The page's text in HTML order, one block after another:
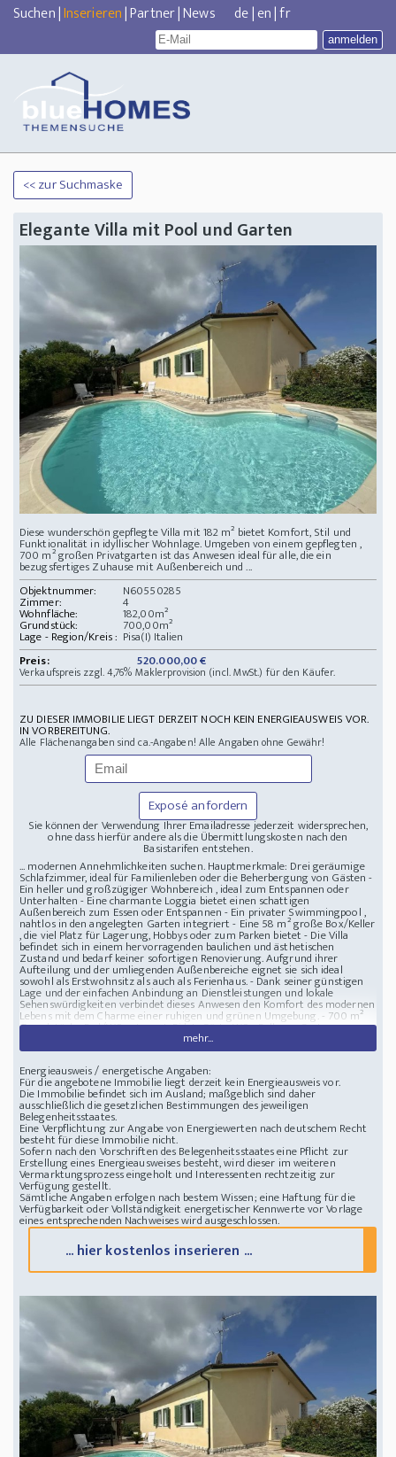
Suchen|Inserieren|Partner|News de|en|fr
<< zur Suchmaske
Elegante Villa mit Pool und Garten
Diese wunderschön gepflegte Villa mit 182 m² bietet Komfort, Stil und
Funktionalität in idyllischer Wohnlage. Umgeben von einem gepflegten ,
700 m² großen Privatgarten ist das Anwesen ideal für alle, die ein
bezugsfertiges Zuhause mit Außenbereich und ...
Objektnummer:
N60550285
Zimmer: 4
Wohnfläche: 182,00m²
Grundstück: 700,00m²
Lage - Region/Kreis : Pisa(I) Italien
Preis:
520.000,00 €
Verkaufspreis zzgl. 4,76% Maklerprovision (incl. MwSt.) für den Käufer.
ZU DIESER IMMOBILIE LIEGT DERZEIT NOCH KEIN ENERGIEAUSWEIS VOR.
IN VORBEREITUNG.
Alle Flächenangaben sind ca.-Angaben! Alle Angaben ohne Gewähr!
Exposé anfordern
Sie können der Verwendung Ihrer Emailadresse jederzeit widersprechen,
ohne dass hierfür andere als die Übermittlungskosten nach den
Basistarifen entstehen.
... modernen Annehmlichkeiten suchen. Hauptmerkmale: Drei geräumige
Schlafzimmer, ideal für Familienleben oder die Beherbergung von Gästen -
Ein heller und großzügiger Wohnbereich , ideal zum Entspannen oder
Unterhalten - Eine charmante Loggia bietet einen schattigen
Außenbereich zum Essen oder Entspannen - Ein privater Swimmingpool ,
nahtlos in den angelegten Garten integriert - Eine 58 m² große Box/Keller
, die viel Platz für Lagerung, Hobbys oder zum Parken bietet - Die Villa
befindet sich in einem hervorragenden baulichen und ästhetischen
Zustand und bedarf keiner sofortigen Renovierung. Aufgrund ihrer
Aufteilung und der umliegenden Außenbereiche eignet sie sich ideal
sowohl als Erstwohnsitz als auch als Ferienhaus. - Dank seiner günstigen
Lage und der einfachen Anbindung an Dienstleistungen und lokale
Sehenswürdigkeiten verbindet dieses Anwesen den Komfort des modernen
Lebens mit dem Charme einer ruhigen und grünen Umgebung. - 700 m²
Grundstück - Bad/WC getrennt, Bidet, Gäste-WC - Balkon - Garten -
Terrasse - Badezimmer: Badewanne, Bad mit Dusche, Bad mit Fenster -
Loggia, Wintergarten - Swimmingpool - Wesentliche Energieträger: Gas
Lage : Toskana, Region Pisa - Italien Elegante Villa mit Pool und Garten
mehr...
001210, Italien, günstige Lage mit Anbindung an Dienstleistungen und
lokale Sehenswürdigkeiten in ruhiger und grüner Umgebung
Energieausweis / energetische Angaben:
Für die angebotene Immobilie liegt derzeit kein Energieausweis vor.
Die Immobilie befindet sich im Ausland; maßgeblich sind daher
ausschließlich die gesetzlichen Bestimmungen des jeweiligen
Belegenheitsstaates.
Eine Verpflichtung zur Angabe von Energiewerten nach deutschem Recht
besteht für diese Immobilie nicht.
Sofern nach den Vorschriften des Belegenheitsstaates eine Pflicht zur
Erstellung eines Energieausweises besteht, wird dieser im weiteren
Vermarktungsprozess eingeholt und Interessenten rechtzeitig zur
Verfügung gestellt.
Sämtliche Angaben erfolgen nach bestem Wissen; eine Haftung für die
Verfügbarkeit oder Vollständigkeit energetischer Kennwerte vor Vorlage
eines entsprechenden Nachweises wird ausgeschlossen.
... hier kostenlos inserieren ...